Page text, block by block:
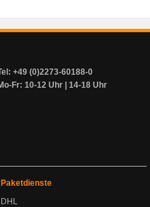
+49 (0)2273-60188-0
Fr: 10-12 Uhr | 14-18 Uhr
Paketdienste
DHL